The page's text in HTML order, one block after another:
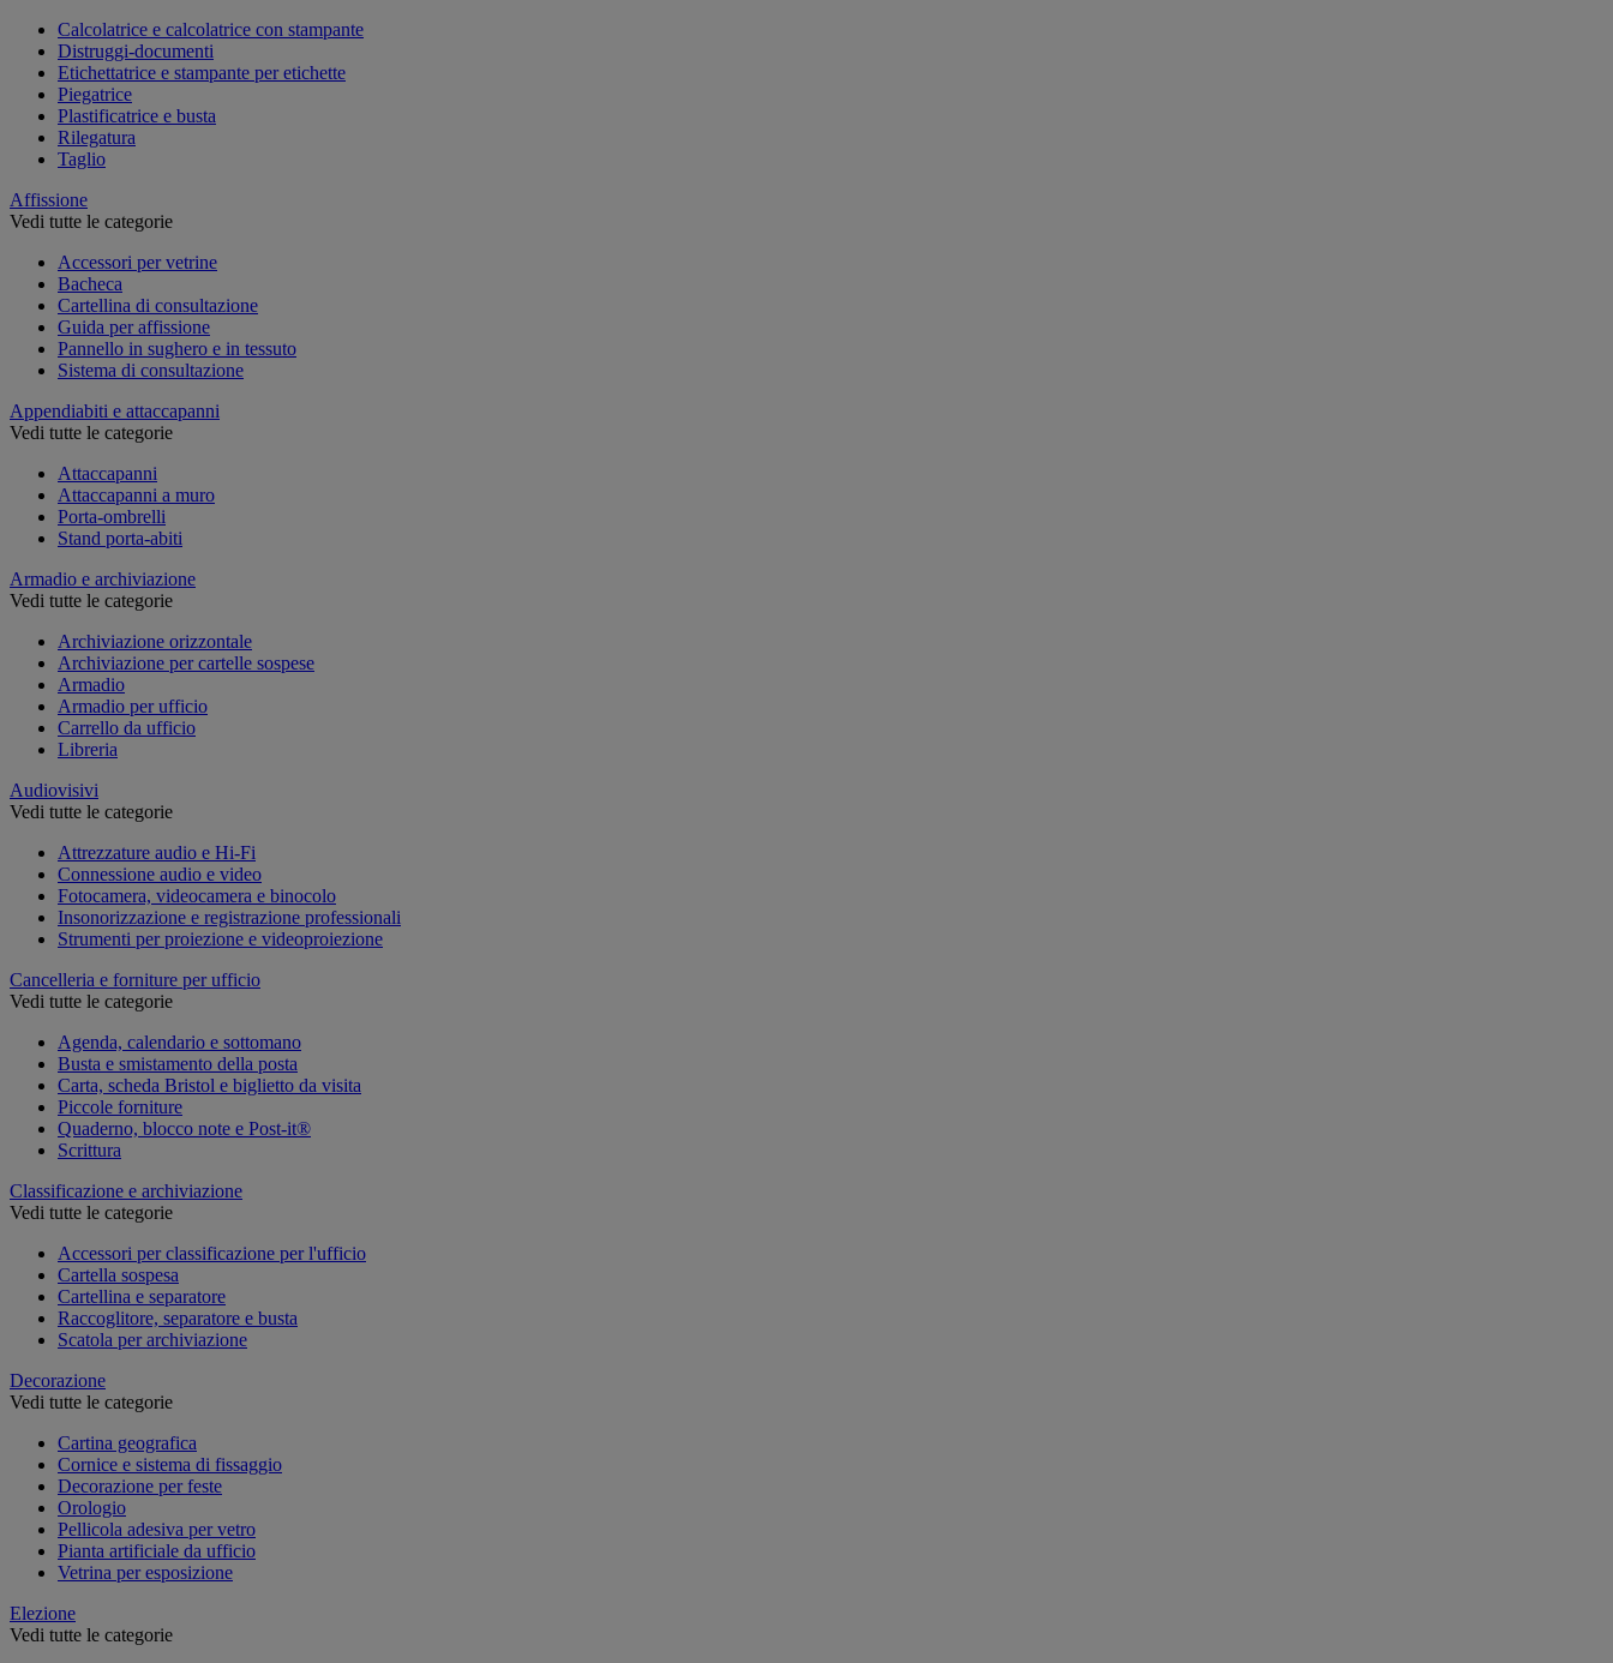
Calcolatrice e calcolatrice con stampante
Distruggi-documenti
Etichettatrice e stampante per etichette
Piegatrice
Plastificatrice e busta
Rilegatura
Taglio
Affissione
Vedi tutte le categorie
Accessori per vetrine
Bacheca
Cartellina di consultazione
Guida per affissione
Pannello in sughero e in tessuto
Sistema di consultazione
Appendiabiti e attaccapanni
Vedi tutte le categorie
Attaccapanni
Attaccapanni a muro
Porta-ombrelli
Stand porta-abiti
Armadio e archiviazione
Vedi tutte le categorie
Archiviazione orizzontale
Archiviazione per cartelle sospese
Armadio
Armadio per ufficio
Carrello da ufficio
Libreria
Audiovisivi
Vedi tutte le categorie
Attrezzature audio e Hi-Fi
Connessione audio e video
Fotocamera, videocamera e binocolo
Insonorizzazione e registrazione professionali
Strumenti per proiezione e videoproiezione
Cancelleria e forniture per ufficio
Vedi tutte le categorie
Agenda, calendario e sottomano
Busta e smistamento della posta
Carta, scheda Bristol e biglietto da visita
Piccole forniture
Quaderno, blocco note e Post-it®
Scrittura
Classificazione e archiviazione
Vedi tutte le categorie
Accessori per classificazione per l'ufficio
Cartella sospesa
Cartellina e separatore
Raccoglitore, separatore e busta
Scatola per archiviazione
Decorazione
Vedi tutte le categorie
Cartina geografica
Cornice e sistema di fissaggio
Decorazione per feste
Orologio
Pellicola adesiva per vetro
Pianta artificiale da ufficio
Vetrina per esposizione
Elezione
Vedi tutte le categorie